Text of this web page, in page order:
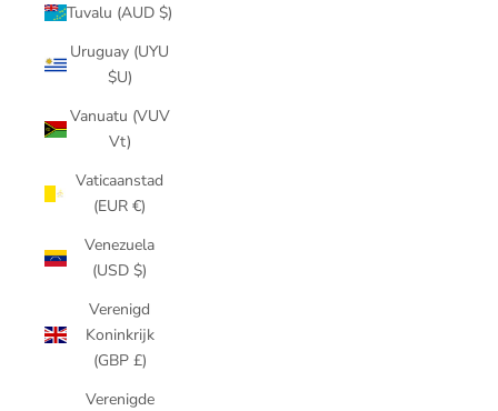
Tuvalu (AUD $)
Uruguay (UYU
$U)
Vanuatu (VUV
Vt)
Vaticaanstad
(EUR €)
Venezuela
(USD $)
Verenigd
Koninkrijk
(GBP £)
Verenigde